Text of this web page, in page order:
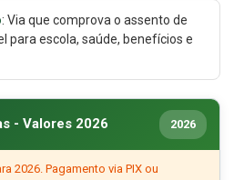
: Via que comprova o assento de
para escola, saúde, benefícios e
- Valores 2026 2026
2026. Pagamento via PIX ou